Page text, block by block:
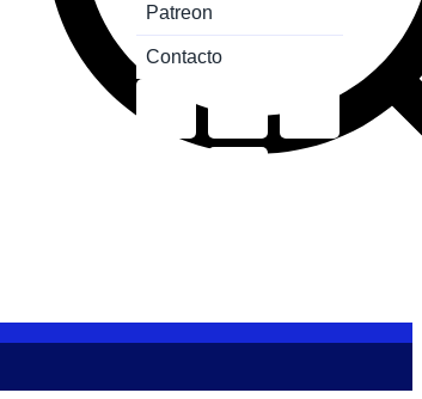
Patreon
Contacto